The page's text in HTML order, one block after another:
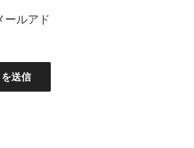
ールアド